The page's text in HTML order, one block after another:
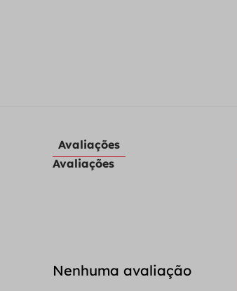
Avaliações
Avaliações
Nenhuma avaliação